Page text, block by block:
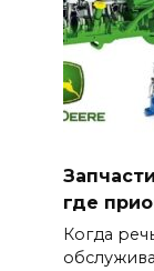
где
Когда